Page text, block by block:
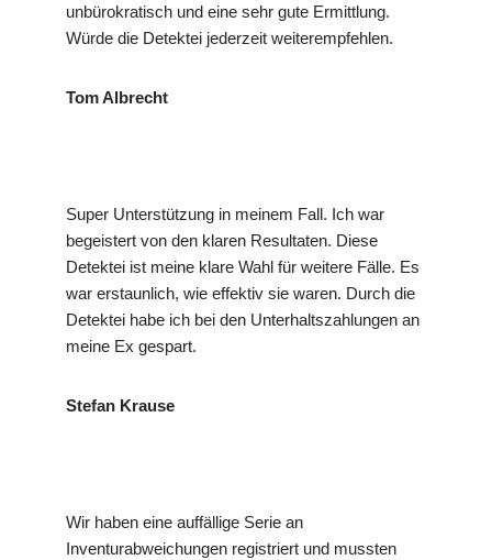
unbürokratisch und eine sehr gute Ermittlung.
Würde die Detektei jederzeit weiterempfehlen.
Tom Albrecht
Super Unterstützung in meinem Fall. Ich war
begeistert von den klaren Resultaten. Diese
Detektei ist meine klare Wahl für weitere Fälle. Es
war erstaunlich, wie effektiv sie waren. Durch die
Detektei habe ich bei den Unterhaltszahlungen an
meine Ex gespart.
Stefan Krause
Wir haben eine auffällige Serie an
Inventurabweichungen registriert und mussten